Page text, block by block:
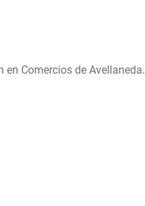
Comercios de Avellaneda.